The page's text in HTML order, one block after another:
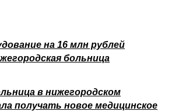
на 16 млн рублей
больница
в нижегородском
получать новое медицинское